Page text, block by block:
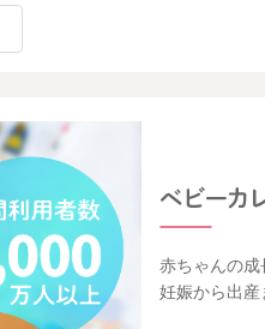
赤ちゃんの
妊娠から出